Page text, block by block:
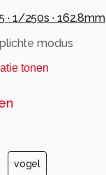
· 1/250s · 162.8mm
modus
tonen
vogel